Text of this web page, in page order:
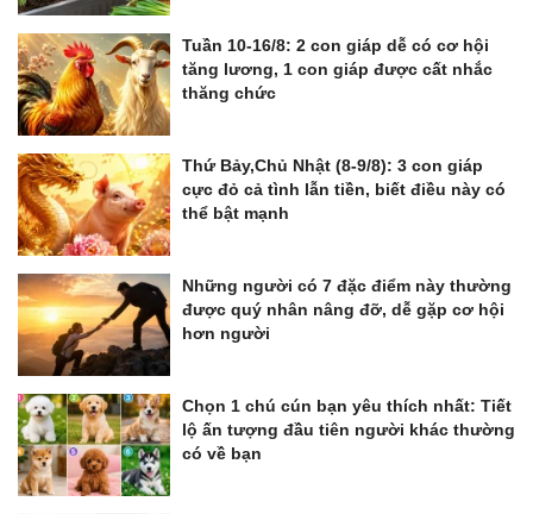
Tuần 10-16/8: 2 con giáp dễ có cơ hội
tăng lương, 1 con giáp được cất nhắc
thăng chức
Thứ Bảy,Chủ Nhật (8-9/8): 3 con giáp
cực đỏ cả tình lẫn tiền, biết điều này có
thể bật mạnh
Những người có 7 đặc điểm này thường
được quý nhân nâng đỡ, dễ gặp cơ hội
hơn người
Chọn 1 chú cún bạn yêu thích nhất: Tiết
lộ ấn tượng đầu tiên người khác thường
có về bạn